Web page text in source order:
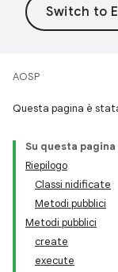
AOSP
Questa pagina è
Su questa pagina
Riepilogo
Classi nidificate
Metodi pubblici
Metodi pubblici
create
execute